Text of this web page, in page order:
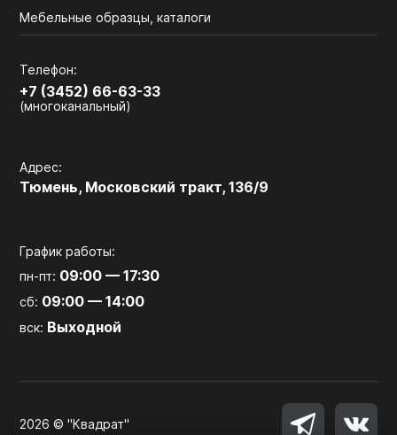
Мебельные образцы, каталоги
Телефон:
+7 (3452) 66-63-33
(многоканальный)
Адрес:
Тюмень, Московский тракт, 136/9
График работы:
пн-пт: 09:00 — 17:30
сб: 09:00 — 14:00
вск: Выходной
2026 © "Квадрат"